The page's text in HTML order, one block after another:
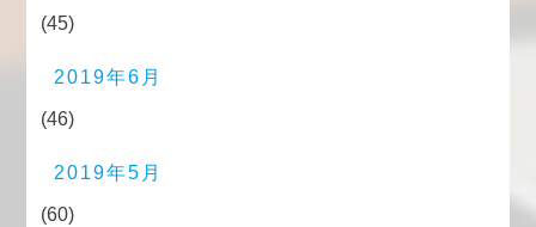
(45)
2019年6月
(46)
2019年5月
(60)